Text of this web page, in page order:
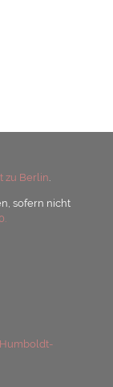
zu Berlin
sofern nicht
Humboldt-